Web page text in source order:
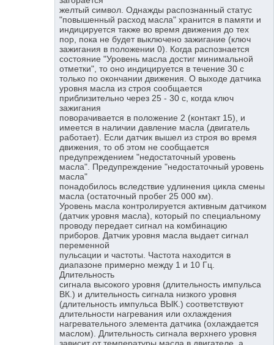
желтый символ. Однажды распознанный статус
"повышенный расход масла" хранится в памяти и
индицируется также во время движения до тех
пор, пока не будет выключено зажигание (ключ
зажигания в положении 0). Когда распознается
состояние "Уровень масла достиг минимальной
отметки", то оно индицируется в течение 30 с
только по окончании движения. О выходе датчика
уровня масла из строя сообщается
приблизительно через 25 - 30 с, когда ключ
зажигания
поворачивается в положение 2 (контакт 15), и
имеется в наличии давление масла (двигатель
работает). Если датчик вышел из строя во время
движения, то об этом не сообщается
предупреждением "недостаточный уровень
масла". Предупреждение "недостаточный уровень
масла"
понадобилось вследствие удлинения цикла смены
масла (остаточный пробег 25 000 км).
Уровень масла контролируется активным датчиком
(датчик уровня масла), который по специальному
проводу передает сигнал на комбинацию
приборов. Датчик уровня масла выдает сигнал
переменной
пульсации и частоты. Частота находится в
диапазоне примерно между 1 и 10 Гц.
Длительность
сигнала высокого уровня (длительность импульса
ВК.) и длительность сигнала низкого уровня
(длительность импульса ВЫК.) соответствуют
длительности нагревания или охлаждения
нагревательного элемента датчика (охлаждается
маслом). Длительность сигнала верхнего уровня
зависит от температуры масла в двигателе, а